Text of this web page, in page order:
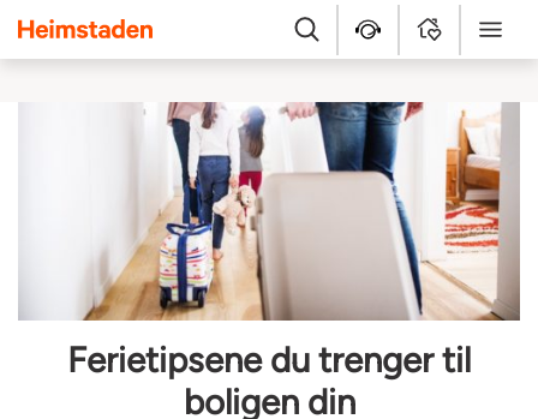
Heimstaden
Søk HjelpesenterMyHomeMeny
Ferietipsene du trenger til
boligen din